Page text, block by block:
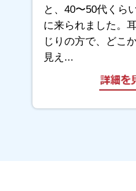
と、40〜50代くら
に来られました。
じりの方で、どこ
見え...